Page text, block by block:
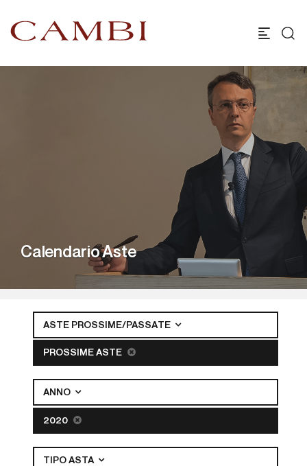
Calendario Aste
ASTE PROSSIME/PASSATE
PROSSIME ASTE
ANNO
2020
TIPO ASTA